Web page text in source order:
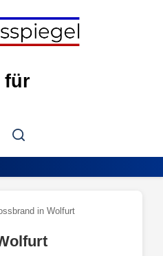
für
Search
in Wolfurt